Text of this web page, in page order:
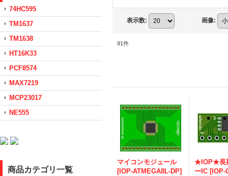
74HC595
TM1637
TM1638
HT16K33
PCF8574
MAX7219
MCP23017
NE555
商品カテゴリ一覧
表示数: 画像:
91件
マイコンモジュール
[IOP-ATMEGA8L-DP]
★IOP★長
ーIC [IOP-